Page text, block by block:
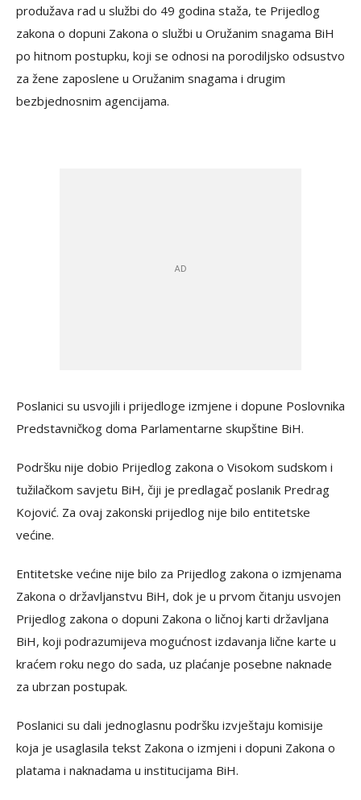
produžava rad u službi do 49 godina staža, te Prijedlog
zakona o dopuni Zakona o službi u Oružanim snagama BiH
po hitnom postupku, koji se odnosi na porodiljsko odsustvo
za žene zaposlene u Oružanim snagama i drugim
bezbjednosnim agencijama.
Poslanici su usvojili i prijedloge izmjene i dopune Poslovnika
Predstavničkog doma Parlamentarne skupštine BiH.
Podršku nije dobio Prijedlog zakona o Visokom sudskom i
tužilačkom savjetu BiH, čiji je predlagač poslanik Predrag
Kojović. Za ovaj zakonski prijedlog nije bilo entitetske
većine.
Entitetske većine nije bilo za Prijedlog zakona o izmjenama
Zakona o državljanstvu BiH, dok je u prvom čitanju usvojen
Prijedlog zakona o dopuni Zakona o ličnoj karti državljana
BiH, koji podrazumijeva mogućnost izdavanja lične karte u
kraćem roku nego do sada, uz plaćanje posebne naknade
za ubrzan postupak.
Poslanici su dali jednoglasnu podršku izvještaju komisije
koja je usaglasila tekst Zakona o izmjeni i dopuni Zakona o
platama i naknadama u institucijama BiH.